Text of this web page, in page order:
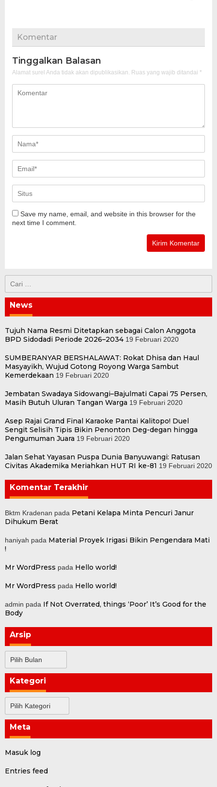
Komentar
Tinggalkan Balasan
Alamat surel Anda tidak akan dipublikasikan. Ruas yang wajib ditandai *
Save my name, email, and website in this browser for the
next time I comment.
untuk:
News
Tujuh Nama Resmi Ditetapkan sebagai Calon Anggota
BPD Sidodadi Periode 2026–2034 19 Februari 2020
SUMBERANYAR BERSHALAWAT: Rokat Dhisa dan Haul
Masyayikh, Wujud Gotong Royong Warga Sambut
Kemerdekaan 19 Februari 2020
Jembatan Swadaya Sidowangi–Bajulmati Capai 75 Persen,
Masih Butuh Uluran Tangan Warga 19 Februari 2020
Asep Rajai Grand Final Karaoke Pantai Kalitopo! Duel
Sengit Selisih Tipis Bikin Penonton Deg-degan hingga
Pengumuman Juara 19 Februari 2020
Jalan Sehat Yayasan Puspa Dunia Banyuwangi: Ratusan
Civitas Akademika Meriahkan HUT RI ke-81 19 Februari 2020
Komentar Terakhir
Bktm Kradenan pada Petani Kelapa Minta Pencuri Janur
Dihukum Berat
haniyah pada Material Proyek Irigasi Bikin Pengendara Mati
!
Mr WordPress pada Hello world!
Mr WordPress pada Hello world!
admin pada If Not Overrated, things ‘Poor’ It’s Good for the
Body
Arsip
Kategori
Meta
Masuk log
Entries feed